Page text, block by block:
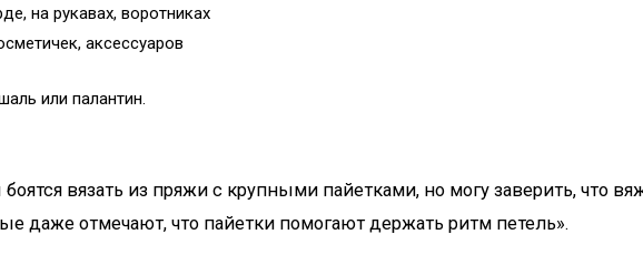
на рукавах, воротниках
аксессуаров
или палантин.
вязать из пряжи с крупными пайетками, но могу заверить, что
даже отмечают, что пайетки помогают держать ритм петель».